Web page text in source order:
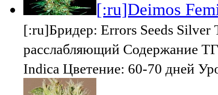
[:ru]Deimos
[:ru]Бридер: Errors Seeds
расслабляющий Содержание
Indica Цветение: 60-70 дней